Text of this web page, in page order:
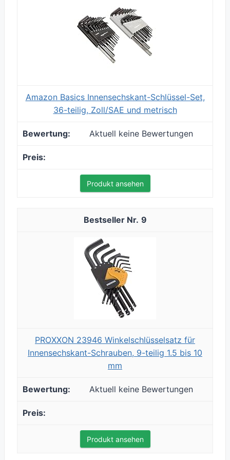
Amazon Basics Innensechskant-Schlüssel-Set,
36-teilig, Zoll/SAE und metrisch
Aktuell keine Bewertungen
Produkt ansehen
9
PROXXON 23946 Winkelschlüsselsatz für
Innensechskant-Schrauben, 9-teilig 1.5 bis 10
mm
Aktuell keine Bewertungen
Produkt ansehen